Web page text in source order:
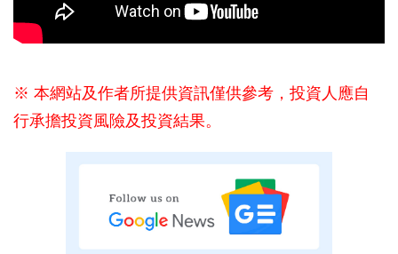
※ 本網站及作者所提供資訊僅供參考，投資人應自
行承擔投資風險及投資結果。